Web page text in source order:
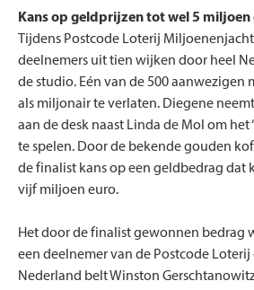
Kans op geldprijzen tot wel 5 miljoen
Tijdens Postcode Loterij
deelnemers uit tien wijken door heel
de studio. Eén van de 500 aanwezigen
als miljonair te verlaten. Diegene
aan de desk naast Linda de Mol om het
te spelen. Door de bekende gouden
de finalist kans op een geldbedrag dat
vijf miljoen euro.
Het door de finalist gewonnen bedrag
een deelnemer van de Postcode
Nederland belt Winston